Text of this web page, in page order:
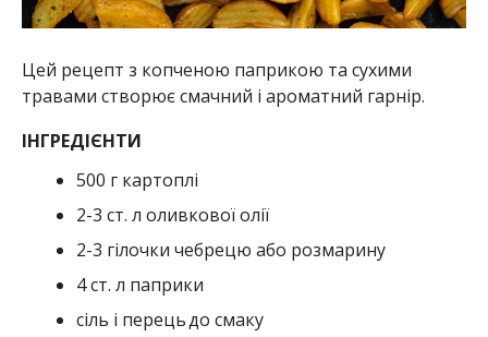
Цей рецепт з копченою паприкою та сухими
травами створює смачний і ароматний гарнір.
ІНГРЕДІЄНТИ
500 г картоплі
2-3 ст. л оливкової олії
2-3 гілочки чебрецю або розмарину
4ст. л паприки
сіль і перець до смаку